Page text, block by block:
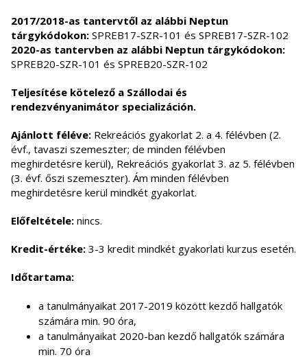
2017/2018-as tantervtől az alábbi Neptun
tárgykódokon: SPREB17-SZR-101 és SPREB17-SZR-102
2020-as tantervben az alábbi Neptun tárgykódokon:
SPREB20-SZR-101 és SPREB20-SZR-102
Teljesítése kötelező a Szállodai és
rendezvényanimátor specializáción.
Ajánlott féléve: Rekreációs gyakorlat 2. a 4. félévben (2.
évf., tavaszi szemeszter; de minden félévben
meghirdetésre kerül), Rekreációs gyakorlat 3. az 5. félévben
(3. évf. őszi szemeszter). Ám minden félévben
meghirdetésre kerül mindkét gyakorlat.
Előfeltétele: nincs.
Kredit-értéke: 3-3 kredit mindkét gyakorlati kurzus esetén.
Időtartama:
a tanulmányaikat 2017-2019 között kezdő hallgatók
számára min. 90 óra,
a tanulmányaikat 2020-ban kezdő hallgatók számára
min. 70 óra